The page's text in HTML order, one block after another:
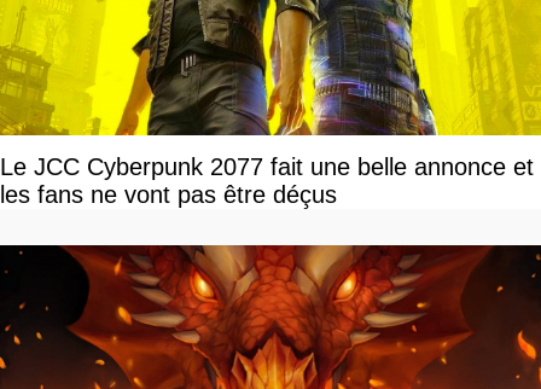
Le JCC Cyberpunk 2077 fait une belle annonce et
les fans ne vont pas être déçus